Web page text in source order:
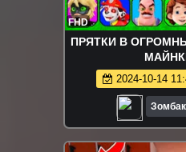
FHD
ПРЯТКИ В
2024-10-14